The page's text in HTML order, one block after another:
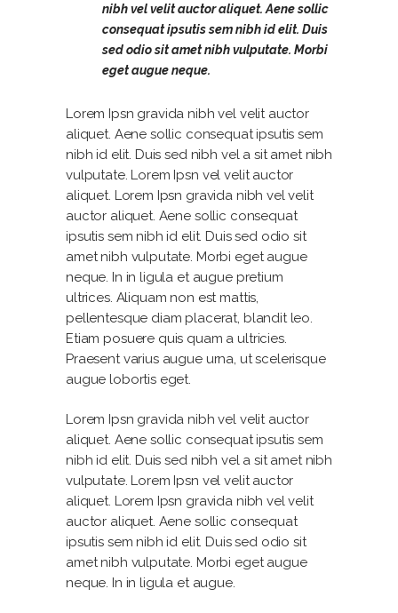
nibh vel velit auctor aliquet. Aene sollic
consequat ipsutis sem nibh id elit. Duis
sed odio sit amet nibh vulputate. Morbi
eget augue neque.
Lorem Ipsn gravida nibh vel velit auctor
aliquet. Aene sollic consequat ipsutis sem
nibh id elit. Duis sed nibh vel a sit amet nibh
vulputate. Lorem Ipsn vel velit auctor
aliquet. Lorem Ipsn gravida nibh vel velit
auctor aliquet. Aene sollic consequat
ipsutis sem nibh id elit. Duis sed odio sit
amet nibh vulputate. Morbi eget augue
neque. In in ligula et augue pretium
ultrices. Aliquam non est mattis,
pellentesque diam placerat, blandit leo.
Etiam posuere quis quam a ultricies.
Praesent varius augue urna, ut scelerisque
augue lobortis eget.
Lorem Ipsn gravida nibh vel velit auctor
aliquet. Aene sollic consequat ipsutis sem
nibh id elit. Duis sed nibh vel a sit amet nibh
vulputate. Lorem Ipsn vel velit auctor
aliquet. Lorem Ipsn gravida nibh vel velit
auctor aliquet. Aene sollic consequat
ipsutis sem nibh id elit. Duis sed odio sit
amet nibh vulputate. Morbi eget augue
neque. In in ligula et augue.